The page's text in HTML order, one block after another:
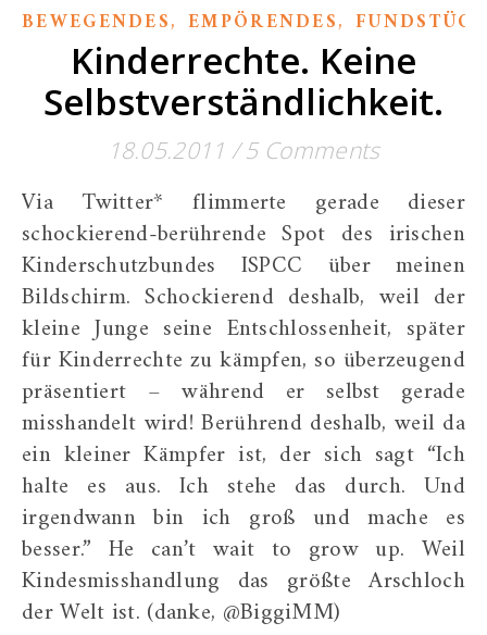
BEWEGENDES, EMPÖRENDES,
Kinderrechte. Keine
Selbstverständlichkeit.
18.05.2011 / 5 Comments
Via Twitter* flimmerte gerade dieser
schockierend-berührende Spot des irischen
Kinderschutzbundes ISPCC über meinen
Bildschirm. Schockierend deshalb, weil der
kleine Junge seine Entschlossenheit, später
für Kinderrechte zu kämpfen, so überzeugend
präsentiert – während er selbst gerade
misshandelt wird! Berührend deshalb, weil da
ein kleiner Kämpfer ist, der sich sagt “Ich
halte es aus. Ich stehe das durch. Und
irgendwann bin ich groß und mache es
besser.” He can’t wait to grow up. Weil
Kindesmisshandlung das größte Arschloch
der Welt ist. (danke, @BiggiMM)